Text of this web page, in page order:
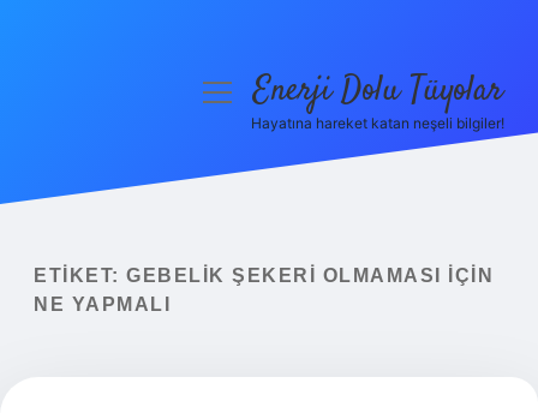
Yasal Uyarı
menüyüEnerji Dolu Tüyolar
Hayatına hareket katan neşeli bilgiler!
ETIKET: GEBELIK ŞEKERI OLMAMASI IÇIN
NE YAPMALI